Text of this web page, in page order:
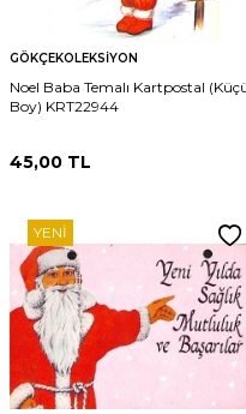
GÖKÇEKOLEKSIYON
Noel Baba Temalı Kartpostal
Boy) KRT22944
45,00 TL
YENI